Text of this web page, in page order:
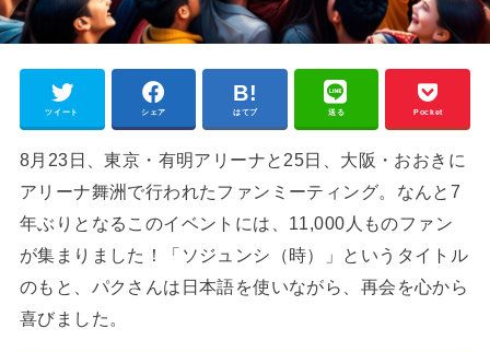
ツイート シェア はてブ 送る Pocket
8月23日、東京・有明アリーナと25日、大阪・おおきに
アリーナ舞洲で行われたファンミーティング。なんと7
年ぶりとなるこのイベントには、11,000人ものファン
が集まりました！「ソジュンシ（時）」というタイトル
のもと、パクさんは日本語を使いながら、再会を心から
喜びました。